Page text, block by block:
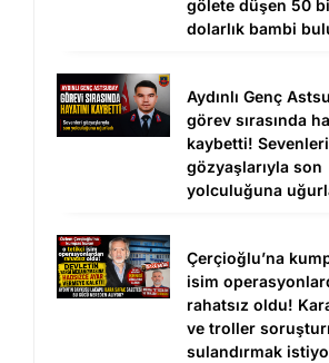
gölete düşen 50
dolarlık bambi
Aydınlı Genç
görev sırasında
kaybetti! Sevenleri
gözyaşlarıyla son
yolculuğuna
Çerçioğlu’na
isim
rahatsız oldu!
ve troller
sulandırmak